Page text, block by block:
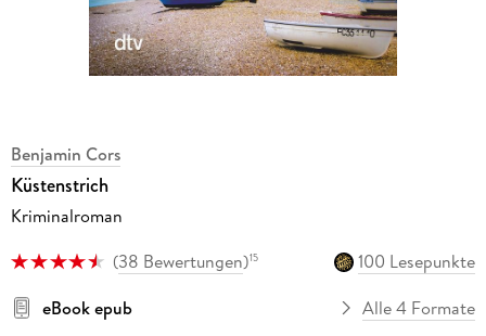
Benjamin Cors
Küstenstrich
Kriminalroman
(38 Bewertungen)15
100 Lesepunkte
eBook epub
Alle 4 Formate